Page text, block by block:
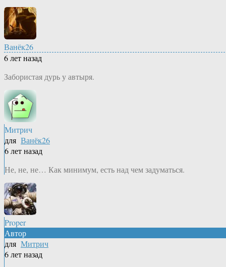
Ванёк26
6 лет назад
Забористая дурь у автыря.
Митрич
для Ванёк26
6 лет назад
Не, не, не… Как минимум, есть над чем задуматься.
Proper
Автор
для Митрич
6 лет назад